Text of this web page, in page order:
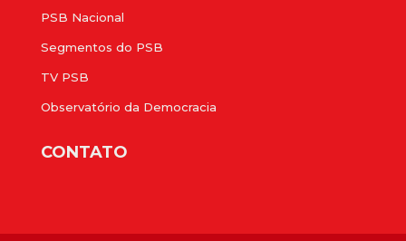
PSB Nacional
Segmentos do PSB
TV PSB
Observatório da Democracia
CONTATO